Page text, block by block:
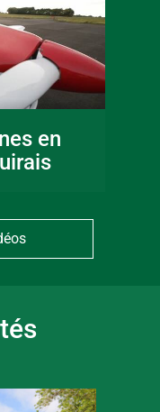
en